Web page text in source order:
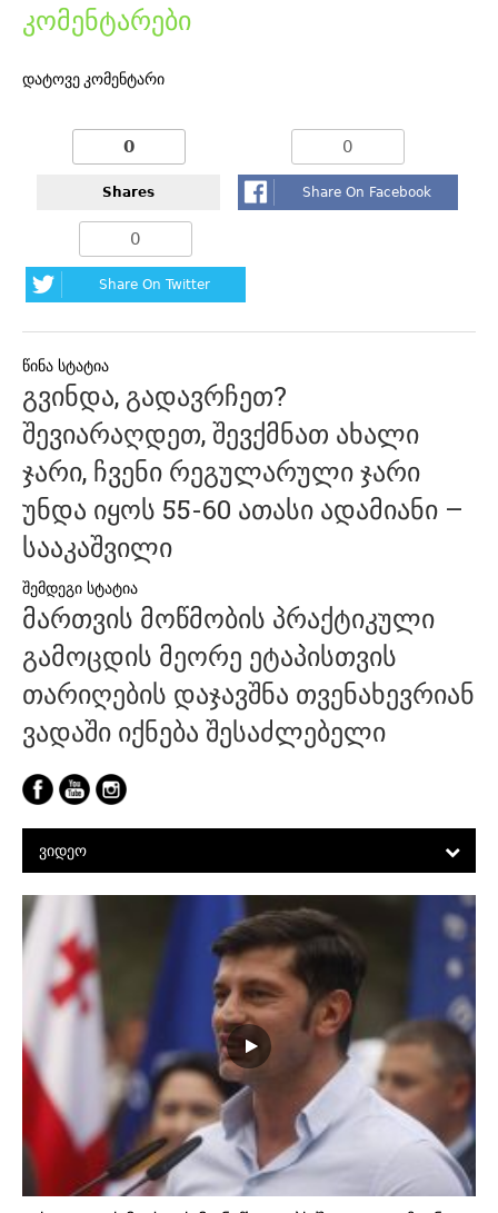
კომენტარები
დატოვე კომენტარი
0
Shares
0
Share On Facebook
0
Share On Twitter
პოსტის
ნავიგაცია
გვინდა, გადავრჩეთ?
შევიარაღდეთ, შევქმნათ ახალი
ჯარი, ჩვენი რეგულარული ჯარი
უნდა იყოს 55-60 ათასი ადამიანი –
სააკაშვილი
მართვის მოწმობის პრაქტიკული
გამოცდის მეორე ეტაპისთვის
თარიღების დაჯავშნა თვენახევრიან
ვადაში იქნება შესაძლებელი
ᲕᲘᲓᲔᲝ